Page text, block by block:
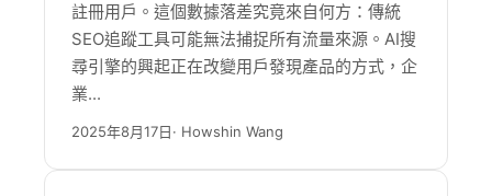
註冊用戶。這個數據落差究竟來自何方：傳統
SEO追蹤工具可能無法捕捉所有流量來源。AI搜
尋引擎的興起正在改變用戶發現產品的方式，企
業...
2025年8月17日· Howshin Wang